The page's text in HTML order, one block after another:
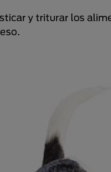
y triturar los